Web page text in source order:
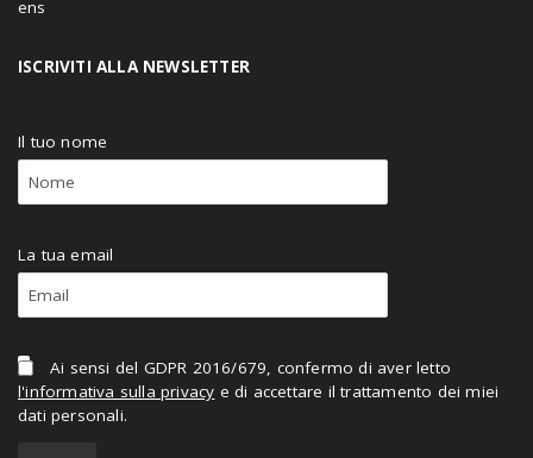
ISCRIVITI ALLA NEWSLETTER
Il tuo nome
La tua email
Ai sensi del GDPR 2016/679, confermo di aver letto
l'informativa sulla privacy e di accettare il trattamento dei miei
dati personali.